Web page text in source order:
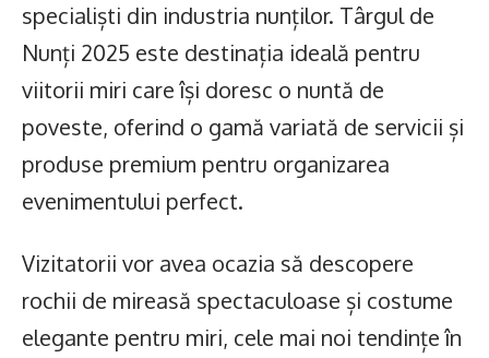
specialiști din industria nunților. Târgul de
Nunți 2025 este destinația ideală pentru
viitorii miri care își doresc o nuntă de
poveste, oferind o gamă variată de servicii și
produse premium pentru organizarea
evenimentului perfect.
Vizitatorii vor avea ocazia să descopere
rochii de mireasă spectaculoase și costume
elegante pentru miri, cele mai noi tendințe în